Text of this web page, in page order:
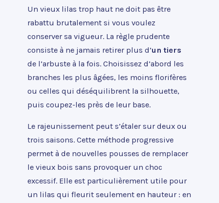
Un vieux lilas trop haut ne doit pas être
rabattu brutalement si vous voulez
conserver sa vigueur. La règle prudente
consiste à ne jamais retirer plus d’un tiers
de l’arbuste à la fois. Choisissez d’abord les
branches les plus âgées, les moins florifères
ou celles qui déséquilibrent la silhouette,
puis coupez-les près de leur base.
Le rajeunissement peut s’étaler sur deux ou
trois saisons. Cette méthode progressive
permet à de nouvelles pousses de remplacer
le vieux bois sans provoquer un choc
excessif. Elle est particulièrement utile pour
un lilas qui fleurit seulement en hauteur : en